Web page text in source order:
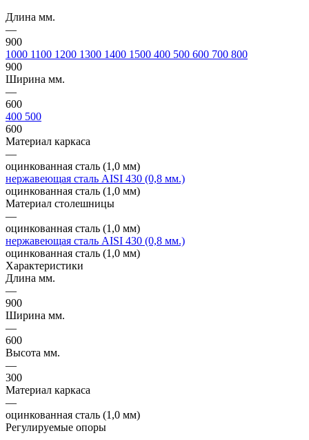
Длина мм.
—
900
1000 1100 1200 1300 1400 1500 400 500 600 700 800
900
Ширина мм.
—
600
400 500
600
Материал каркаса
—
оцинкованная сталь (1,0 мм)
нержавеющая сталь AISI 430 (0,8 мм.)
оцинкованная сталь (1,0 мм)
Материал столешницы
—
оцинкованная сталь (1,0 мм)
нержавеющая сталь AISI 430 (0,8 мм.)
оцинкованная сталь (1,0 мм)
Характеристики
Длина мм.
—
900
Ширина мм.
—
600
Высота мм.
—
300
Материал каркаса
—
оцинкованная сталь (1,0 мм)
Регулируемые опоры